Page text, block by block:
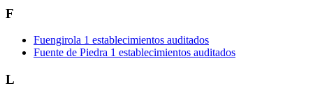
F
Fuengirola 1 establecimientos auditados
Fuente de Piedra 1 establecimientos auditados
L